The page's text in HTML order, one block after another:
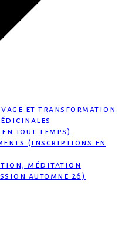
et transformation
tout temps)
(inscriptions en
méditation
automne 26)